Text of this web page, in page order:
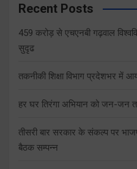
Recent Posts
459 करोड़ से एचएनबी गढ़वाल
सुदृढ
तकनीकी शिक्षा विभाग प्रदेशभर में
हर घर तिरंगा अभियान को जन-जन
तीसरी बार सरकार के संकल्प पर
बैठक सम्पन्न